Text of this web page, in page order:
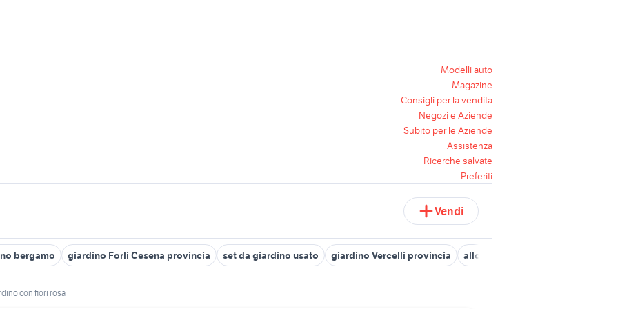
Modelli auto
Magazine
Consigli per la vendita
Negozi e Aziende
Subito per le Aziende
Assistenza
Ricerche salvate
Preferiti
Vendi
bergamo giardino Forli Cesena provincia set da giardino usato giardino Vercelli provincia alloro pianta
con fiori rosa